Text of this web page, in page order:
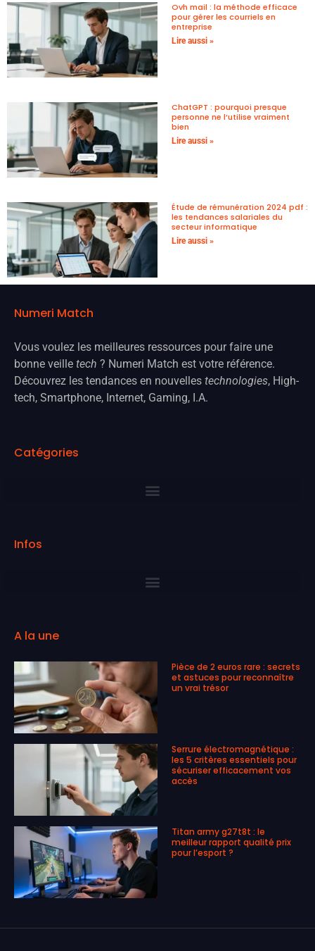
Ovh mail : la méthode efficace
pour gérer les courriels en
entreprise
Lire aussi »
ChatGPT : pourquoi presque
personne ne l’utilise vraiment
bien
Lire aussi »
Étude de rémunération 2024 pdf :
les tendances salariales du
secteur informatique
Lire aussi »
Numeri Match
Vous voulez les meilleures ressources pour faire une
bonne veille tech ? Numeri Match est votre référence.
Découvrez les tendances en nouvelles technologies, High-
tech, Smartphone, Internet, Gaming, I.A.
Catégories
Infos
A la une
Pièce de 2 euros rare : secrets
et astuces pour reconnaître
un vrai trésor
Serrure électromagnétique :
les 5 critères essentiels pour
sécuriser efficacement vos
accès
Titan army g27t8t : le
meilleur rapport qualité prix
pour l’esport ?